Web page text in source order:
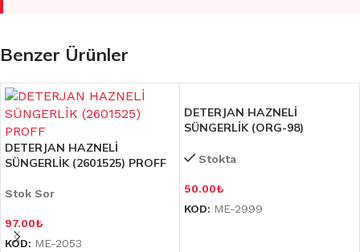
Benzer Ürünler
DETERJAN HAZNELİ
SÜNGERLİK (2601525) PROFF
Stok Sor
97.00₺
KOD: ME-2053
DETERJAN HAZNELİ
SÜNGERLİK (ORG-98)
Stokta
50.00₺
KOD: ME-2999